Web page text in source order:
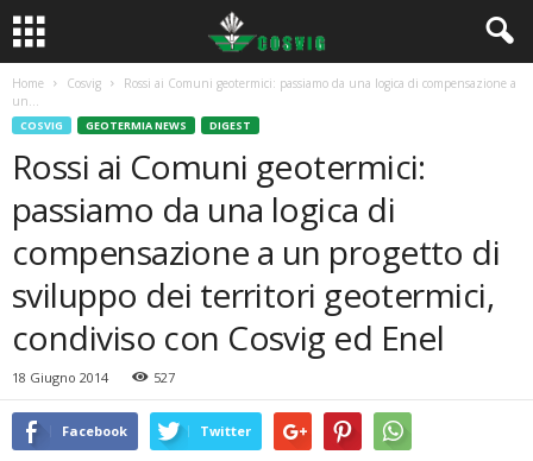
Home Cosvig
Rossi ai Comuni geotermici: passiamo da una logica di compensazione a
un...
COSVIG GEOTERMIA NEWS DIGEST
Rossi ai Comuni geotermici:
passiamo da una logica di
compensazione a un progetto di
sviluppo dei territori geotermici,
condiviso con Cosvig ed Enel
18 Giugno 2014 527
Facebook Twitter